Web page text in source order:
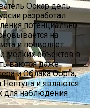
Строительства:
Названы
Nature
Оскар дель
разработал
потенциально
на
и позволяет
мелких объектов в
даже
и Облака Оорта,
Нептуна и являются
для наблюдения